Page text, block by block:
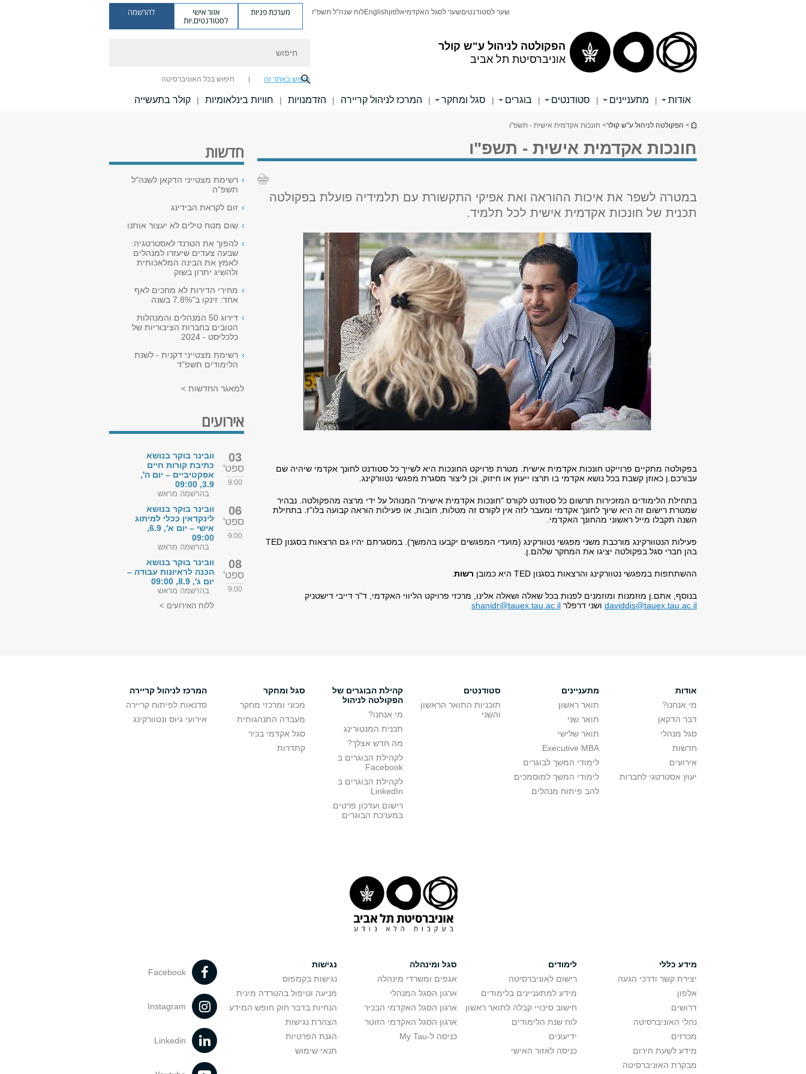
הפקולטה לניהול ע"ש קולר
אוניברסיטת תל אביב
שער לסטודנטיםשער לסגל האקדמיאלפוןEnglishלוח שנה"ל תשפ"ז מערכת פניות אזור אישי
לסטודנטים.יות
להרשמה
חיפוש באתר זה חיפוש בכל האוניברסיטה
אודות | מתעניינים | סטודנטים | בוגרים | סגל ומחקר | המרכז לניהול קריירה | הזדמנויות | חוויות בינלאומיות | קולר בתעשייה
הינך נמצא כאן
> הפקולטה לניהול ע"ש קולר> חונכות אקדמית אישית - תשפ"ו
חונכות אקדמית אישית - תשפ"ו
במטרה לשפר את איכות ההוראה ואת אפיקי התקשורת עם תלמידיה פועלת בפקולטה
תכנית של חונכות אקדמית אישית לכל תלמיד.
בפקולטה מתקיים פרוייקט חונכות אקדמית אישית. מטרת פרויקט החונכות היא לשייך כל סטודנט לחונך אקדמי שיהיה שם
עבורכם.ן כאוזן קשבת בכל נושא אקדמי בו תרצו ייעוץ או חיזוק, וכן ליצור מסגרת מפגשי נטוורקינג.
בתחילת הלימודים המזכירות תרשום כל סטודנט לקורס "חונכות אקדמית אישית" המנוהל על ידי מרצה מהפקולטה. נבהיר
שמטרת רישום זה היא שיוך לחונך אקדמי ומעבר לזה אין לקורס זה מטלות, חובות, או פעילות הוראה קבועה בלו"ז. בתחילת
השנה תקבלו מייל ראשוני מהחונך האקדמי.
פעילות הנטוורקינג מורכבת משני מפגשי נטוורקינג (מועדי המפגשים יקבעו בהמשך). במסגרתם יהיו גם הרצאות בסגנון TED
בהן חברי סגל בפקולטה יציגו את המחקר שלהם.ן.
ההשתתפות במפגשי נטוורקינג והרצאות בסגנון TED היא כמובן רשות
בנוסף, אתם.ן מוזמנות ומוזמנים לפנות בכל שאלה ושאלה אלינו, מרכזי פרויקט הליווי האקדמי, ד"ר דייבי דישטניק
daviddis@tauex.tau.ac.il ושני דרפלר shanidr@tauex.tau.ac.il
חדשות
רשימת מצטייני הדקאן לשנה"ל
תשפ"ה
זום לקראת הבידינג
שום מטח טילים לא יעצור אותנו
להפוך את הטרנד לאסטרטגיה:
שבעה צעדים שיעזרו למנהלים
לאמץ את הבינה המלאכותית
ולהשיג יתרון בשוק
מחירי הדירות לא מחכים לאף
אחד: זינקו ב־7.8% בשנה
דירוג 50 המנהלים והמנהלות
הטובים בחברות הציבוריות של
כלכליסט - 2024
רשימת מצטייני דקנית - לשנת
הלימודים תשפ"ד
למאגר החדשות >
אירועים
03
ספט'
9:00
וובינר בוקר בנושא
כתיבת קורות חיים
אפקטיביים – יום ה',
3.9, 09:00
בהרשמה מראש
06
ספט'
9:00
וובינר בוקר בנושא
לינקדאין ככלי למיתוג
אישי – יום א', 6.9,
09:00
בהרשמה מראש
08
ספט'
9:00
וובינר בוקר בנושא
הכנה לראיונות עבודה –
יום ג', 8.9, 09:00
בהרשמה מראש
ללוח האירועים >
אודות
מי אנחנו?
דבר הדקאן
סגל מנהלי
חדשות
אירועים
יעוץ אסטרטגי לחברות
מתעניינים
תואר ראשון
תואר שני
תואר שלישי
Executive MBA
לימודי המשך לבוגרים
לימודי המשך למוסמכים
להב פיתוח מנהלים
סטודנטים
תוכניות התואר הראשון
והשני
קהילת הבוגרים של
הפקולטה לניהול
מי אנחנו?
תכנית המנטורינג
מה חדש אצלך?
לקהילת הבוגרים ב
Facebook
לקהילת הבוגרים ב
LinkedIn
רישום ועדכון פרטים
במערכת הבוגרים
סגל ומחקר
מכוני ומרכזי מחקר
מעבדה התנהגותית
סגל אקדמי בכיר
קתדרות
המרכז לניהול קריירה
סדנאות לפיתוח קריירה
אירועי גיוס ונטוורקינג
מידע כללי
יצירת קשר ודרכי הגעה
אלפון
דרושים
נהלי האוניברסיטה
מכרזים
מידע לשעת חירום
מבקרת האוניברסיטה
לימודים
רישום לאוניברסיטה
מידע למתעניינים בלימודים
חישוב סיכויי קבלה לתואר ראשון
לוח שנת הלימודים
ידיעונים
כניסה לאזור האישי
סגל ומינהלה
אגפים ומשרדי מינהלה
ארגון הסגל המנהלי
ארגון הסגל האקדמי הבכיר
ארגון הסגל האקדמי הזוטר
כניסה ל-My Tau
נגישות
נגישות בקמפוס
מניעה וטיפול בהטרדה מינית
הנחיות בדבר חוק חופש המידע
הצהרת נגישות
הגנת הפרטיות
תנאי שימוש
Facebook
Instagram
Linkedin